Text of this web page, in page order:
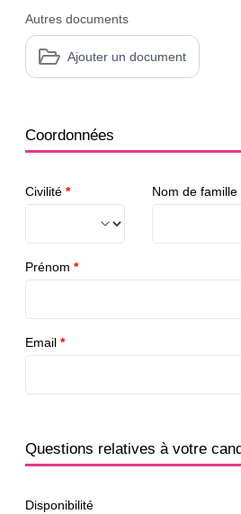
Autres documents
Ajouter un document
Coordonnées
Civilité * Nom de famille
Prénom *
Email *
Questions relatives à votre
Disponibilité